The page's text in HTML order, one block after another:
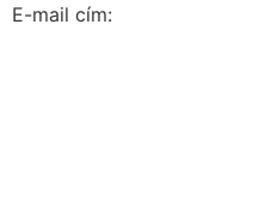
E-mail cím: